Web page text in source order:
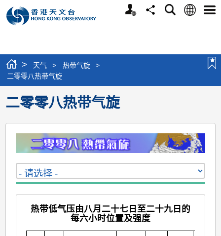
个
分
搜
语
选
> 天气 > 热带气旋
>
二零零八热带气旋
二零零八热带气旋
热带低气压由八月二十七日至二十九日的
每六小时位置及强度